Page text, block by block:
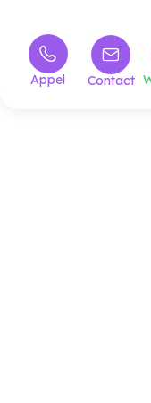
dont plusieurs duplex,
neuve de
3 pièces .
conservent le charme
bénéficiant des
prolongements de
détente et aux
logement est livré
équipée et dispose
facilitant
une adresse
Appel Contact